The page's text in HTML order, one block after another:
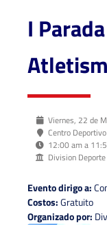
I
Viernes, 22 de
Centro
12:00 am a
Division Deporte
Evento dirigo a:
Costos:Gratuito
Organizado por: